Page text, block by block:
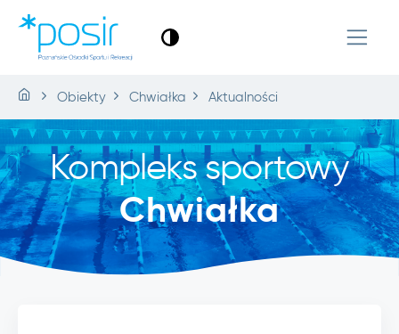
Obiekty Chwiałka Aktualności
Kompleks sportowy
Chwiałka